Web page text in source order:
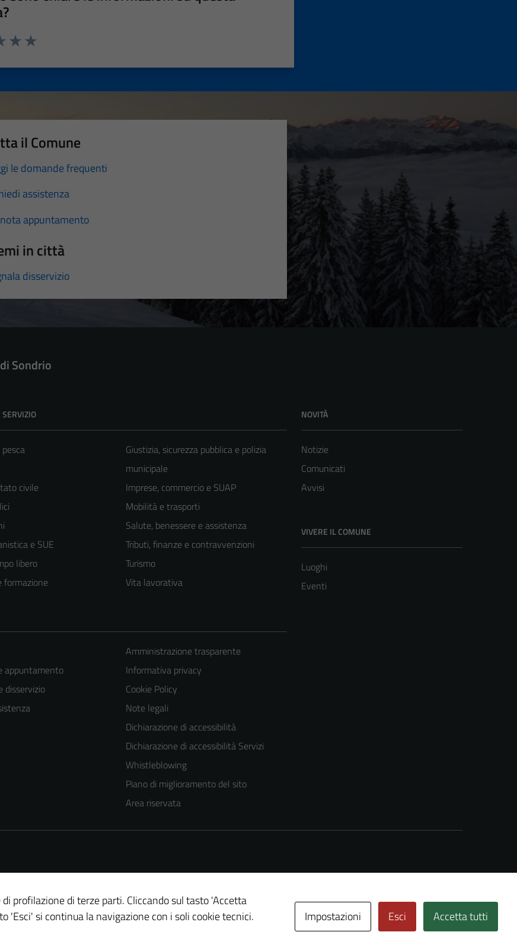
il Comune
le domande frequenti
assistenza
appuntamento
in città
disservizio
Sondrio
SERVIZIO
civile
e SUE
libero
formazione
Giustizia, sicurezza pubblica e polizia
municipale
Imprese, commercio e SUAP
Mobilità e trasporti
Salute, benessere e assistenza
Tributi, finanze e contravvenzioni
Turismo
Vita lavorativa
NOVITÀ
Notizie
Comunicati
Avvisi
VIVERE IL COMUNE
Luoghi
Eventi
appuntamento
disservizio
Amministrazione trasparente
Informativa privacy
Cookie Policy
Note legali
Dichiarazione di accessibilità
Dichiarazione di accessibilità Servizi
Whistleblowing
Piano di miglioramento del sito
Area riservata
profilazione di terze parti. Cliccando sul tasto 'Accetta
'Esci' si continua la navigazione con i soli cookie tecnici.
Impostazioni Esci Accetta tutti